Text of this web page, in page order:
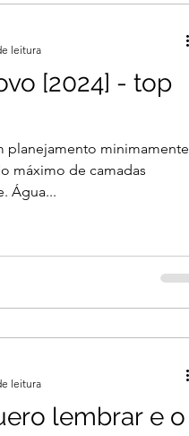
[2024] - top
planejamento minimamente
máximo de camadas
Água...
leitura
lembrar e o
leitura